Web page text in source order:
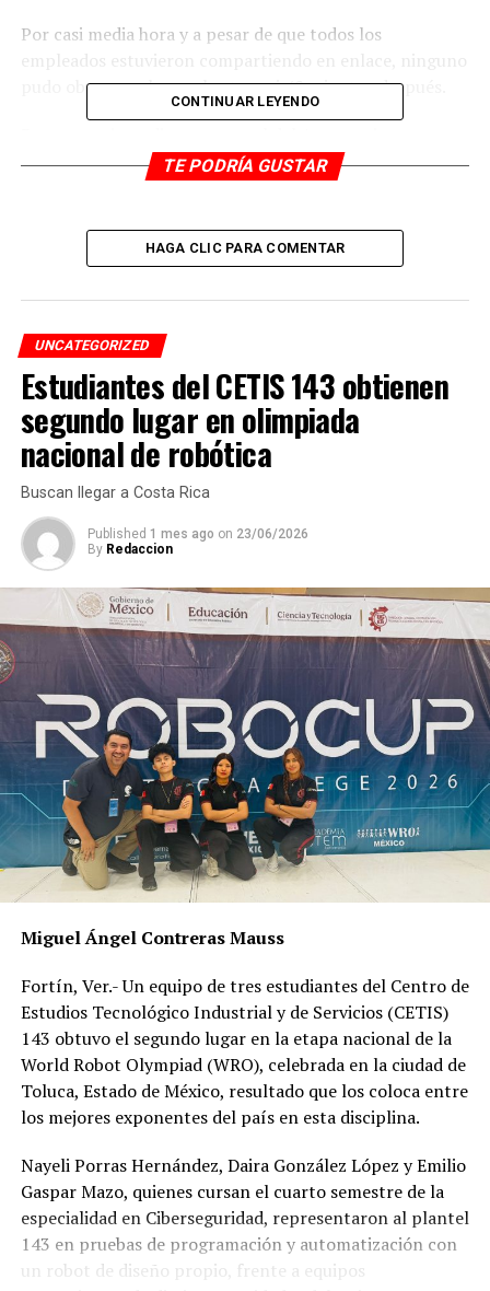
Por casi media hora y a pesar de que todos los
empleados estuvieron compartiendo en enlace, ninguno
pudo observar al error hasta casi 40 minutos después.
eliminó la transmisión y no volvieron a compartirla.
Etiem abandona informe de Alcaldesa; no hay
transparencia, acusa
ANTES
Para Navidad habrá frío
CONTINUAR LEYENDO
TE PODRÍA GUSTAR
HAGA CLIC PARA COMENTAR
UNCATEGORIZED
Estudiantes del CETIS 143 obtienen
segundo lugar en olimpiada
nacional de robótica
Buscan llegar a Costa Rica
Published 1 mes ago on 23/06/2026
By Redaccion
Miguel Ángel Contreras Mauss
Fortín, Ver.- Un equipo de tres estudiantes del Centro de
Estudios Tecnológico Industrial y de Servicios (CETIS)
143 obtuvo el segundo lugar en la etapa nacional de la
World Robot Olympiad (WRO), celebrada en la ciudad de
Toluca, Estado de México, resultado que los coloca entre
los mejores exponentes del país en esta disciplina.
Nayeli Porras Hernández, Daira González López y Emilio
Gaspar Mazo, quienes cursan el cuarto semestre de la
especialidad en Ciberseguridad, representaron al plantel
143 en pruebas de programación y automatización con
un robot de diseño propio, frente a equipos